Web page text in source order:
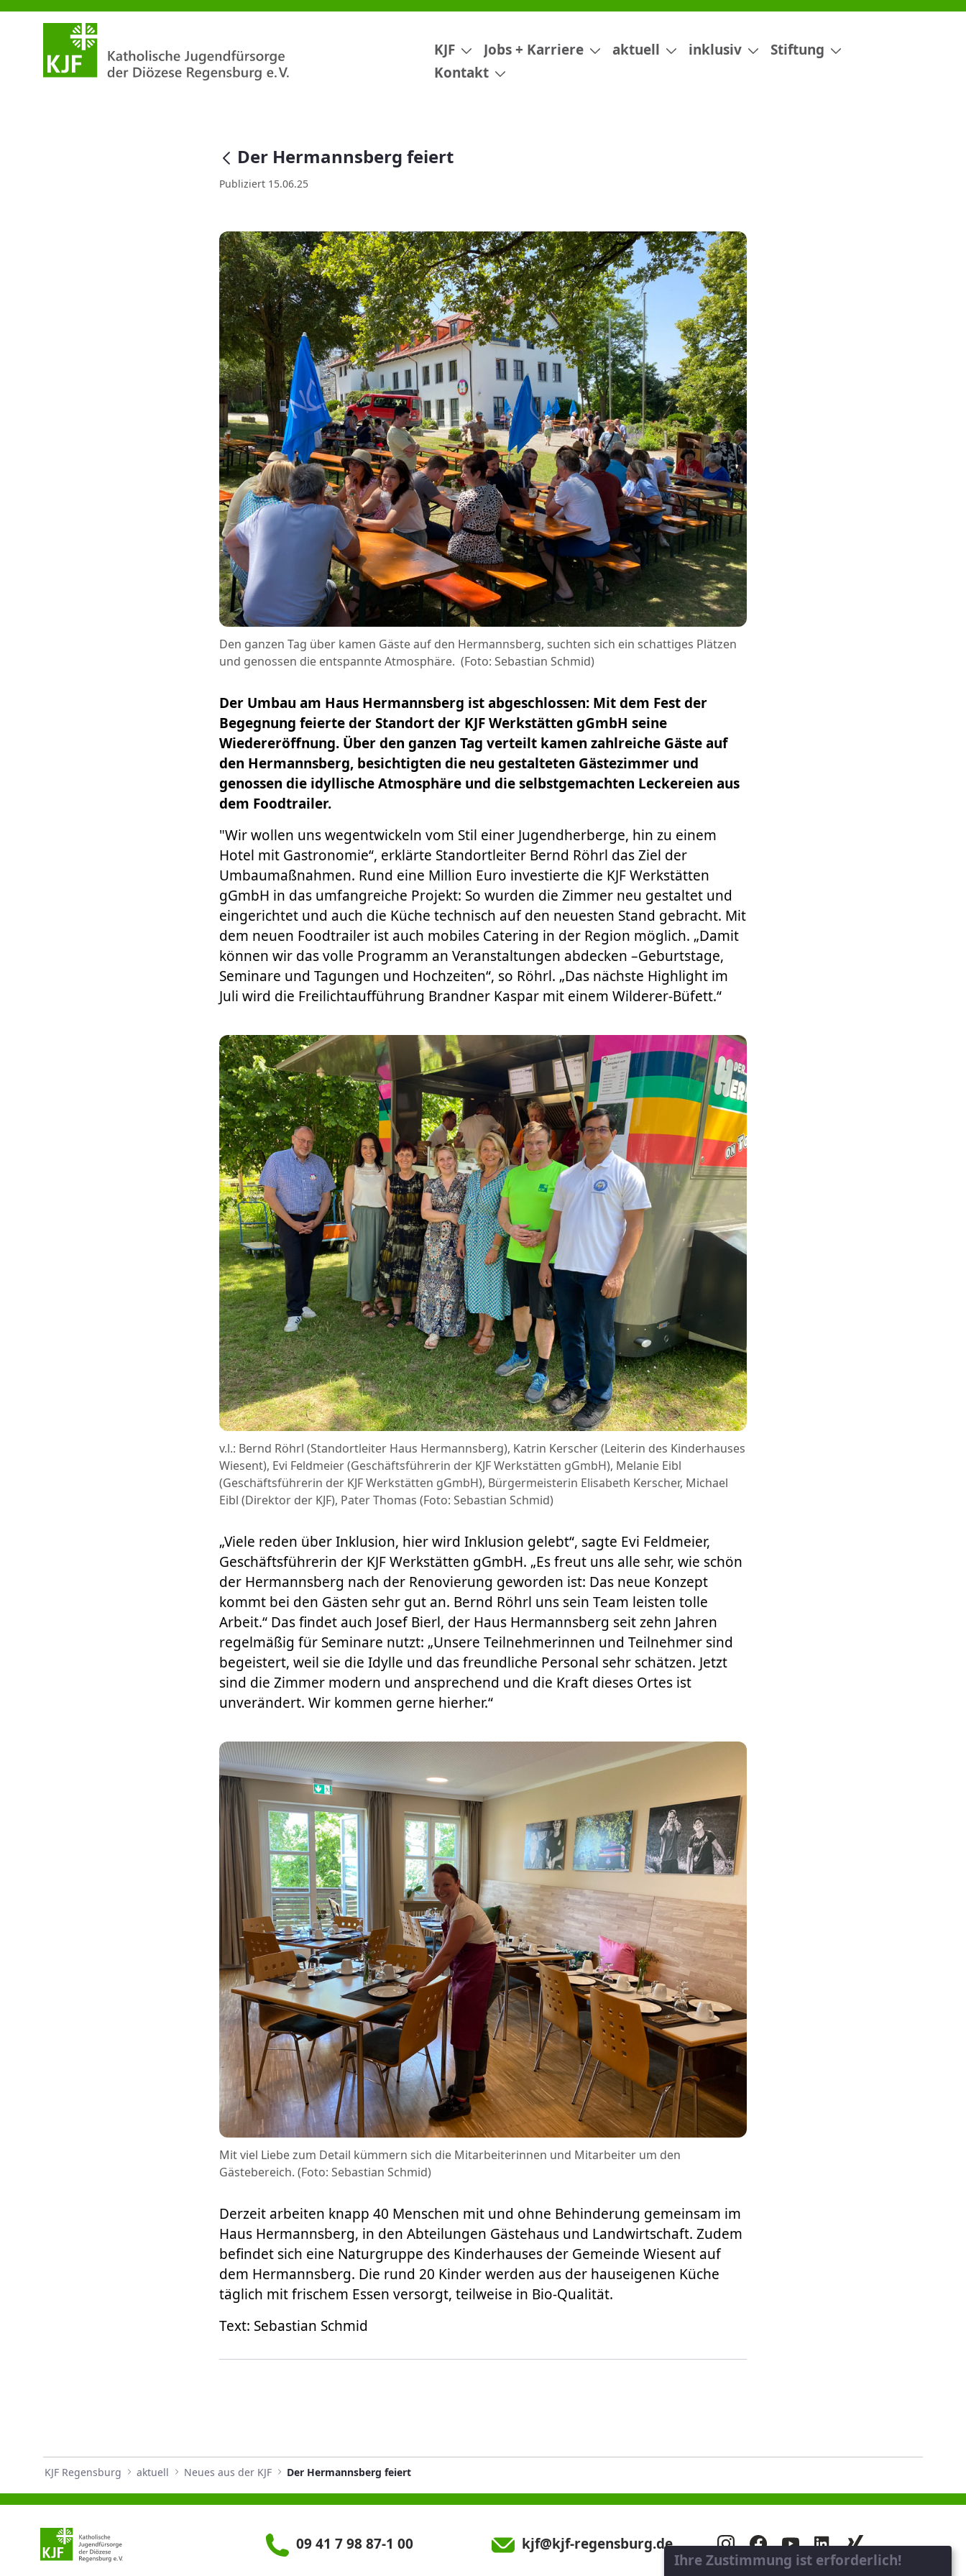
Der Hermannsberg feiert
KJF Jobs + Karriere aktuell inklusiv
Stiftung
Kontakt
null
Der Hermannsberg feiert
Publiziert 15.06.25
Den ganzen Tag über kamen Gäste auf den Hermannsberg, suchten sich ein schattiges Plätzen
und genossen die entspannte Atmosphäre. (Foto: Sebastian Schmid)
Der Umbau am Haus Hermannsberg ist abgeschlossen: Mit dem Fest der
Begegnung feierte der Standort der KJF Werkstätten gGmbH seine
Wiedereröffnung. Über den ganzen Tag verteilt kamen zahlreiche Gäste auf
den Hermannsberg, besichtigten die neu gestalteten Gästezimmer und
genossen die idyllische Atmosphäre und die selbstgemachten Leckereien aus
dem Foodtrailer.
"Wir wollen uns wegentwickeln vom Stil einer Jugendherberge, hin zu einem
Hotel mit Gastronomie“, erklärte Standortleiter Bernd Röhrl das Ziel der
Umbaumaßnahmen. Rund eine Million Euro investierte die KJF Werkstätten
gGmbH in das umfangreiche Projekt: So wurden die Zimmer neu gestaltet und
eingerichtet und auch die Küche technisch auf den neuesten Stand gebracht. Mit
dem neuen Foodtrailer ist auch mobiles Catering in der Region möglich. „Damit
können wir das volle Programm an Veranstaltungen abdecken –Geburtstage,
Seminare und Tagungen und Hochzeiten“, so Röhrl. „Das nächste Highlight im
Juli wird die Freilichtaufführung Brandner Kaspar mit einem Wilderer-Büfett.“
v.l.: Bernd Röhrl (Standortleiter Haus Hermannsberg), Katrin Kerscher (Leiterin des Kinderhauses
Wiesent), Evi Feldmeier (Geschäftsführerin der KJF Werkstätten gGmbH), Melanie Eibl
(Geschäftsführerin der KJF Werkstätten gGmbH), Bürgermeisterin Elisabeth Kerscher, Michael
Eibl (Direktor der KJF), Pater Thomas (Foto: Sebastian Schmid)
„Viele reden über Inklusion, hier wird Inklusion gelebt“, sagte Evi Feldmeier,
Geschäftsführerin der KJF Werkstätten gGmbH. „Es freut uns alle sehr, wie schön
der Hermannsberg nach der Renovierung geworden ist: Das neue Konzept
kommt bei den Gästen sehr gut an. Bernd Röhrl uns sein Team leisten tolle
Arbeit.“ Das findet auch Josef Bierl, der Haus Hermannsberg seit zehn Jahren
regelmäßig für Seminare nutzt: „Unsere Teilnehmerinnen und Teilnehmer sind
begeistert, weil sie die Idylle und das freundliche Personal sehr schätzen. Jetzt
sind die Zimmer modern und ansprechend und die Kraft dieses Ortes ist
unverändert. Wir kommen gerne hierher.“
Mit viel Liebe zum Detail kümmern sich die Mitarbeiterinnen und Mitarbeiter um den
Gästebereich. (Foto: Sebastian Schmid)
Derzeit arbeiten knapp 40 Menschen mit und ohne Behinderung gemeinsam im
Haus Hermannsberg, in den Abteilungen Gästehaus und Landwirtschaft. Zudem
befindet sich eine Naturgruppe des Kinderhauses der Gemeinde Wiesent auf
dem Hermannsberg. Die rund 20 Kinder werden aus der hauseigenen Küche
täglich mit frischem Essen versorgt, teilweise in Bio-Qualität.
Text: Sebastian Schmid
KJF Regensburg aktuell Neues aus der KJF Der Hermannsberg feiert
09 41 7 98 87-1 00
kjf@kjf-regensburg.de
Ihre Zustimmung ist erforderlich!